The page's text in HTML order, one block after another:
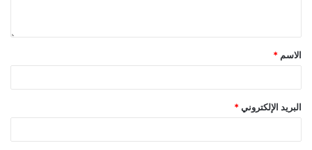
الاسم *
البريد الإلكتروني *